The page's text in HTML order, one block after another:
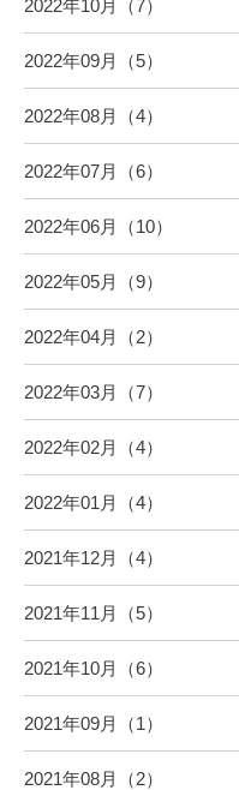
2022年10月（7）
2022年09月（5）
2022年08月（4）
2022年07月（6）
2022年06月（10）
2022年05月（9）
2022年04月（2）
2022年03月（7）
2022年02月（4）
2022年01月（4）
2021年12月（4）
2021年11月（5）
2021年10月（6）
2021年09月（1）
2021年08月（2）